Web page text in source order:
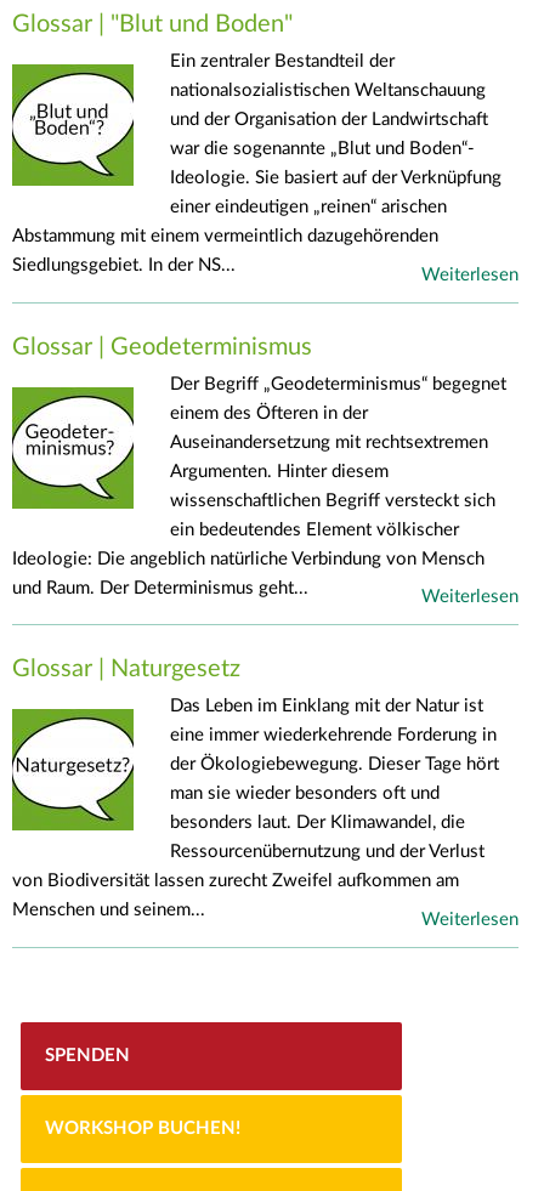
Glossar | "Blut und Boden"
Ein zentraler Bestandteil der
nationalsozialistischen Weltanschauung
und der Organisation der Landwirtschaft
war die sogenannte „Blut und Boden“-
Ideologie. Sie basiert auf der Verknüpfung
einer eindeutigen „reinen“ arischen
Abstammung mit einem vermeintlich dazugehörenden
Siedlungsgebiet. In der NS...
Weiterlesen
Glossar | Geodeterminismus
Der Begriff „Geodeterminismus“ begegnet
einem des Öfteren in der
Auseinandersetzung mit rechtsextremen
Argumenten. Hinter diesem
wissenschaftlichen Begriff versteckt sich
ein bedeutendes Element völkischer
Ideologie: Die angeblich natürliche Verbindung von Mensch
und Raum. Der Determinismus geht...
Weiterlesen
Glossar | Naturgesetz
Das Leben im Einklang mit der Natur ist
eine immer wiederkehrende Forderung in
der Ökologiebewegung. Dieser Tage hört
man sie wieder besonders oft und
besonders laut. Der Klimawandel, die
Ressourcenübernutzung und der Verlust
von Biodiversität lassen zurecht Zweifel aufkommen am
Menschen und seinem...
Weiterlesen
SPENDEN
WORKSHOP BUCHEN!